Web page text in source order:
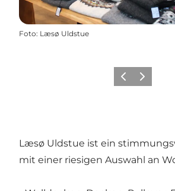
Foto: Læsø Uldstue
ZurückWeiter
Læsø Uldstue ist ein
mit einer riesigen Auswahl an